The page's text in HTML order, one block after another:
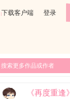
下载客户端 登录
《再度重逢》